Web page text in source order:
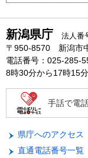
新潟県庁 法人番
〒950-8570 新潟市
電話番号：025-285-
8時30分から17時15
手話で電
県庁へのアクセス
直通電話番号一覧